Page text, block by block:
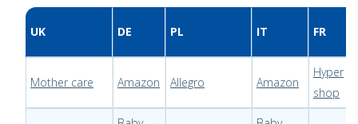
UK DE PL IT FR
Mother care Amazon Allegro Amazon
Hyper
shop